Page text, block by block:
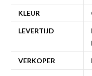
KLEUR
LEVERTIJD
VERKOPER